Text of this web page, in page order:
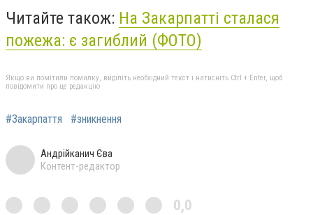
Читайте також: На Закарпатті сталася
пожежа: є загиблий (ФОТО)
Якщо ви помітили помилку, виділіть необхідний текст і натисніть Ctrl + Enter, щоб
повідомити про це редакцію
#Закарпаття #зникнення
Андрійканич Єва
Контент-редактор
0,0